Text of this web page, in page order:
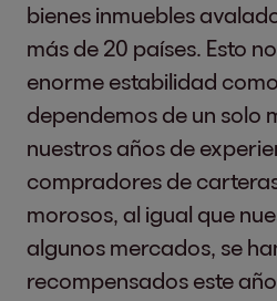
bienes inmuebles
más de 20 países. Esto
enorme estabilidad
dependemos de un solo
nuestros años de
compradores de
morosos, al igual que
algunos mercados, se
recompensados este